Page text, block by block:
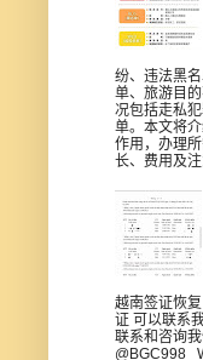
纷、违法黑
单、旅游目
况包括走私
单。本文将
作用，办理
长、费用及注
越南签证恢
证 可以联系
联系和咨询
@BGC998